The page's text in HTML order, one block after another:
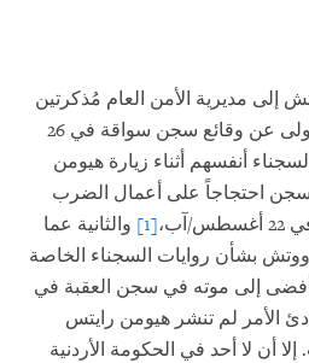
مديرية الأمن العام مُذكرتين
في سبتمبر/أيلول 2007، الأولى عن وقائع سجن سواقة في 26
أنفسهم أثناء زيارة هيومن
احتجاجاً على أعمال الضرب
[1]
والثانية عما
بشأن روايات السجناء الخاصة
إلى موته في سجن العقبة في
الأمر لم تنشر هيومن رايتس
أن لا أحد في الحكومة الأردنية